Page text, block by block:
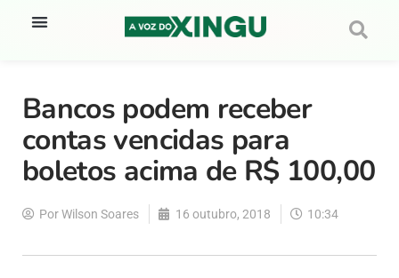
Bancos podem receber
contas vencidas para
boletos acima de R$ 100,00
PorWilson Soares 16 outubro, 2018 10:34